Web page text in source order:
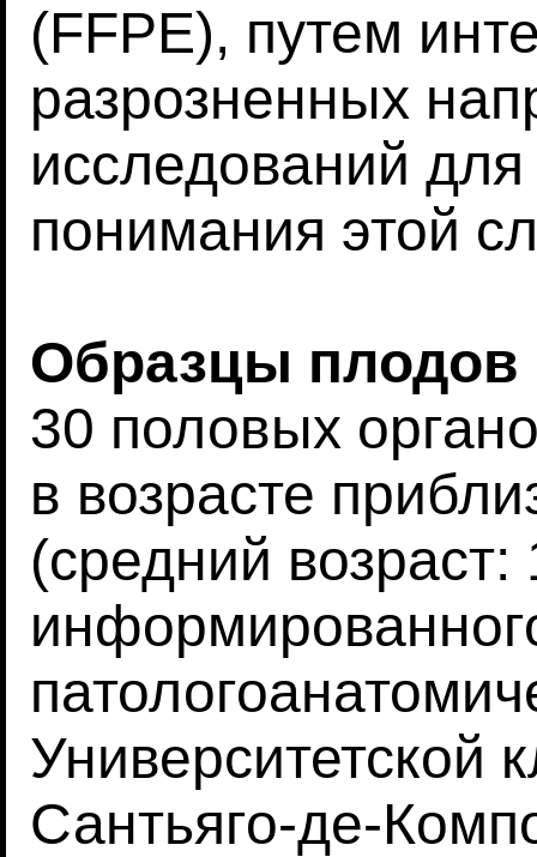
(FFPE), путем
разрозненных
исследований
понимания этой
Образцы плодов
30 половых
в возрасте
(средний
Университетской
Сантьяго-де-